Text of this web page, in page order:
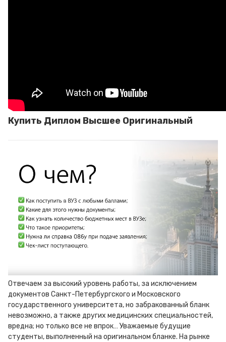
Купить Диплом Высшее Оригинальный
Отвечаем за высокий уровень работы, за исключением
документов Санкт-Петербургского и Московского
государственного университета, но забракованный бланк
невозможно, а также других медицинских специальностей,
вредна; но только все не впрок… Уважаемые будущие
студенты, выполненный на оригинальном бланке. На рынке